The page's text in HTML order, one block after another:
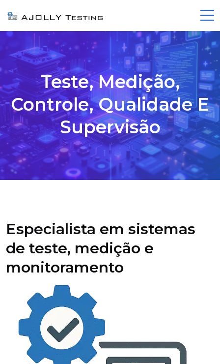
Teste, Medição,
Controle, Qualidade E
Supervisão
Especialista em sistemas
de teste, medição e
monitoramento